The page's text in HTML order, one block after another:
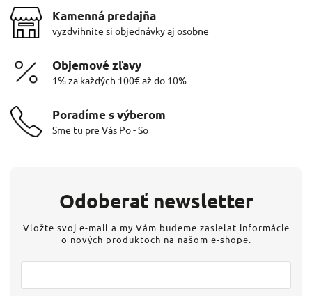
Kamenná predajňa
vyzdvihnite si objednávky aj osobne
Objemové zľavy
1% za každých 100€ až do 10%
Poradíme s výberom
Sme tu pre Vás Po - So
Odoberať newsletter
Vložte svoj e-mail a my Vám budeme zasielať informácie
o nových produktoch na našom e-shope.